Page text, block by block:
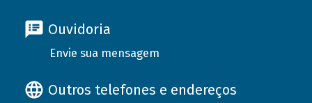
Ouvidoria
Envie sua mensagem
Outros telefones e endereços